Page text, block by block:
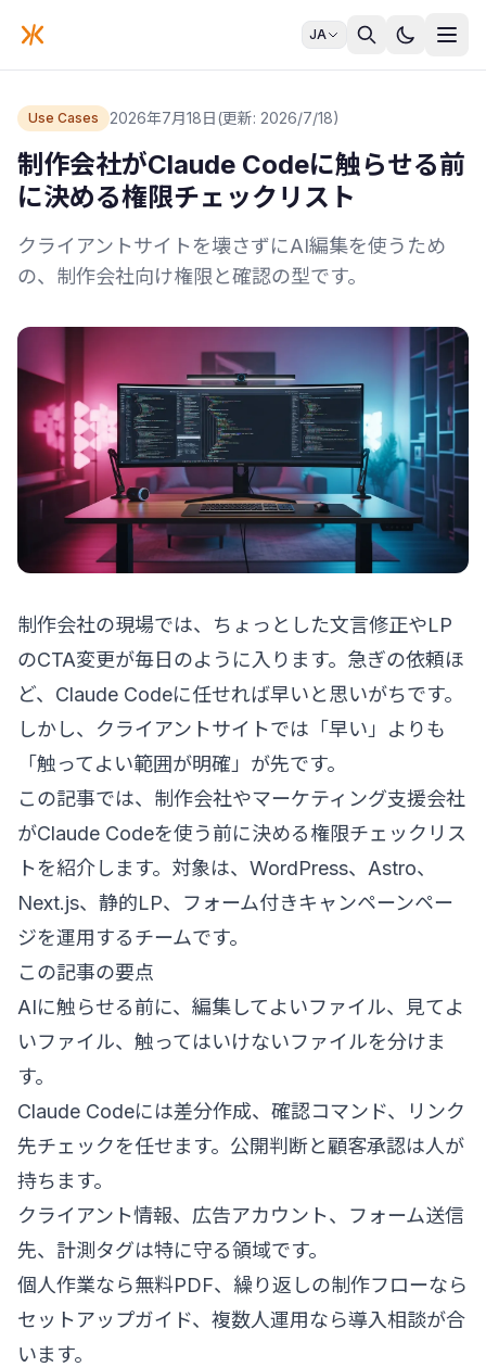
JA
Use Cases 2026年7月18日(更新: 2026/7/18)
制作会社がClaude Codeに触らせる前
に決める権限チェックリスト
クライアントサイトを壊さずにAI編集を使うため
の、制作会社向け権限と確認の型です。
制作会社の現場では、ちょっとした文言修正やLP
のCTA変更が毎日のように入ります。急ぎの依頼ほ
ど、Claude Codeに任せれば早いと思いがちです。
しかし、クライアントサイトでは「早い」よりも
「触ってよい範囲が明確」が先です。
この記事では、制作会社やマーケティング支援会社
がClaude Codeを使う前に決める権限チェックリス
トを紹介します。対象は、WordPress、Astro、
Next.js、静的LP、フォーム付きキャンペーンペー
ジを運用するチームです。
この記事の要点
AIに触らせる前に、編集してよいファイル、見てよ
いファイル、触ってはいけないファイルを分けま
す。
Claude Codeには差分作成、確認コマンド、リンク
先チェックを任せます。公開判断と顧客承認は人が
持ちます。
クライアント情報、広告アカウント、フォーム送信
先、計測タグは特に守る領域です。
個人作業なら無料PDF、繰り返しの制作フローなら
セットアップガイド、複数人運用なら導入相談が合
います。